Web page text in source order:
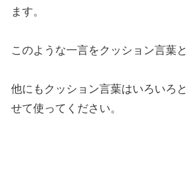
ます。
このような一言をクッション言葉と
他にもクッション言葉はいろいろ
せて使ってください。